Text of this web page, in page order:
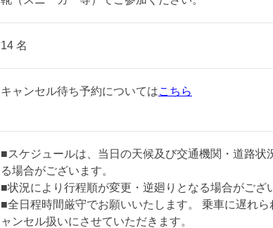
14 名
キャンセル待ち予約についてはこちら
■スケジュールは、当日の天候及び交通機関・道路状
る場合がございます。
■状況により行程順が変更・逆廻りとなる場合がござ
■全日程時間厳守でお願いいたします。 乗車に遅れ
ャンセル扱いにさせていただきます。